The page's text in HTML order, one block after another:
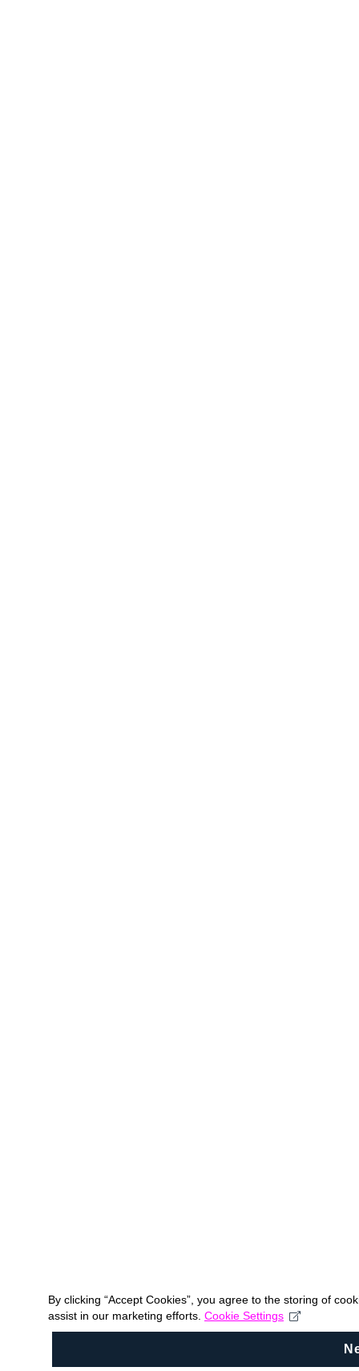
By clicking “Accept Cookies”, you agree to the storing of
assist in our marketing efforts. Cookie Settings